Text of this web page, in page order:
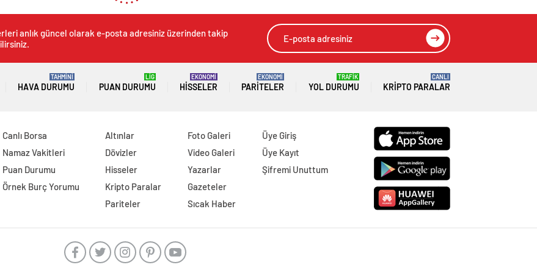
anlık güncel olarak e-posta adresiniz üzerinden takip
HAVA DURUMU
TAHMİNİ
PUAN DURUMU
LİG
HISSELER
EKONOMİ
PARITELER
EKONOMİ
YOL DURUMU
TRAFİK
KRIPTO PARALAR
CANLI
Canlı Borsa
Namaz Vakitleri
Puan Durumu
Örnek Burç Yorumu
Altınlar
Dövizler
Hisseler
Kripto Paralar
Pariteler
Foto Galeri
Video Galeri
Yazarlar
Gazeteler
Sıcak Haber
Üye Giriş
Üye Kayıt
Şifremi Unuttum